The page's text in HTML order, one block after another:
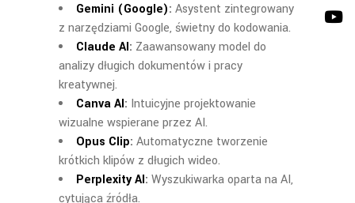
Gemini (Google): Asystent zintegrowany
z narzędziami Google, świetny do kodowania.
Claude AI: Zaawansowany model do
analizy długich dokumentów i pracy
kreatywnej.
Canva AI: Intuicyjne projektowanie
wizualne wspierane przez AI.
Opus Clip: Automatyczne tworzenie
krótkich klipów z długich wideo.
Perplexity AI: Wyszukiwarka oparta na AI,
cytująca źródła.